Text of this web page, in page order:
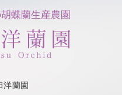
蝶蘭生産農園
洋蘭園